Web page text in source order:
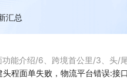
汇总
功能介绍/6、跨境首公里/3、头/
头程面单失败，物流平台错误:接